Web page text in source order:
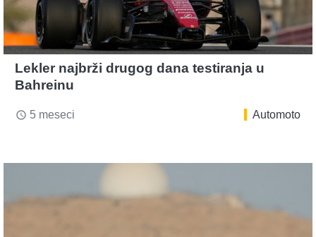
Lekler najbrži drugog dana testiranja u
Bahreinu
access_time 5 meseci Automoto